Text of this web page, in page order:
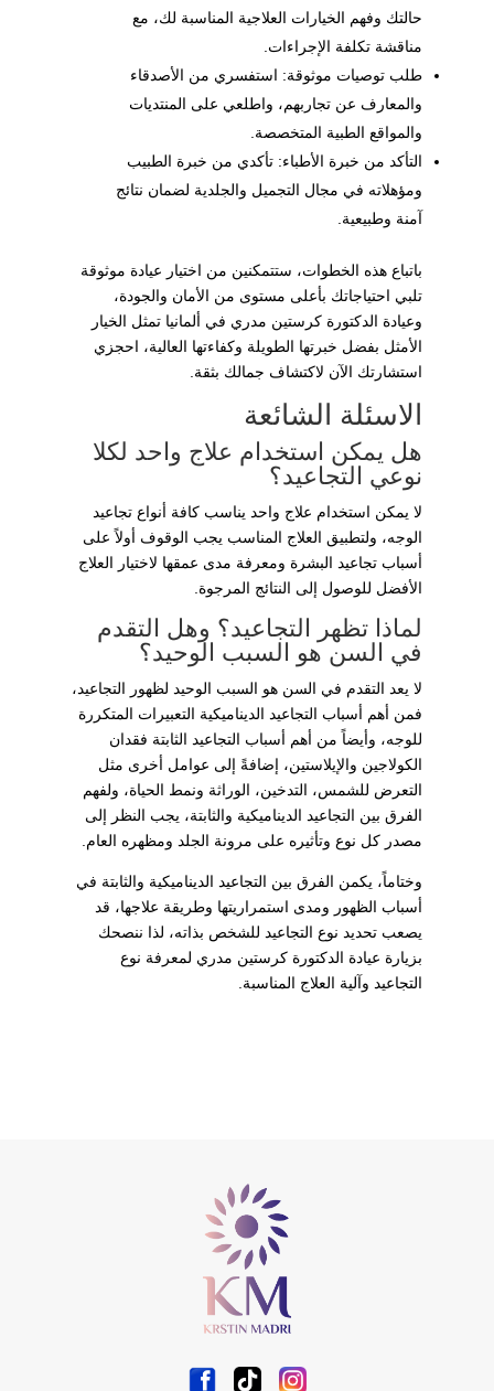
حالتك وفهم الخيارات العلاجية المناسبة لك، مع
مناقشة تكلفة الإجراءات.
طلب توصيات موثوقة: استفسري من الأصدقاء
والمعارف عن تجاربهم، واطلعي على المنتديات
والمواقع الطبية المتخصصة.
التأكد من خبرة الأطباء: تأكدي من خبرة الطبيب
ومؤهلاته في مجال التجميل والجلدية لضمان نتائج
آمنة وطبيعية.
باتباع هذه الخطوات، ستتمكنين من اختيار عيادة موثوقة
تلبي احتياجاتك بأعلى مستوى من الأمان والجودة،
وعيادة الدكتورة كرستين مدري في ألمانيا تمثل الخيار
الأمثل بفضل خبرتها الطويلة وكفاءتها العالية، احجزي
استشارتك الآن لاكتشاف جمالك بثقة.
الاسئلة الشائعة
هل يمكن استخدام علاج واحد لكلا
نوعي التجاعيد؟
لا يمكن استخدام علاج واحد يناسب كافة أنواع تجاعيد
الوجه، ولتطبيق العلاج المناسب يجب الوقوف أولاً على
أسباب تجاعيد البشرة ومعرفة مدى عمقها لاختيار العلاج
الأفضل للوصول إلى النتائج المرجوة.
لماذا تظهر التجاعيد؟ وهل التقدم
في السن هو السبب الوحيد؟
لا يعد التقدم في السن هو السبب الوحيد لظهور التجاعيد،
فمن أهم أسباب التجاعيد الديناميكية التعبيرات المتكررة
للوجه، وأيضاً من أهم أسباب التجاعيد الثابتة فقدان
الكولاجين والإيلاستين، إضافةً إلى عوامل أخرى مثل
التعرض للشمس، التدخين، الوراثة ونمط الحياة، ولفهم
الفرق بين التجاعيد الديناميكية والثابتة، يجب النظر إلى
مصدر كل نوع وتأثيره على مرونة الجلد ومظهره العام.
وختاماً، يكمن الفرق بين التجاعيد الديناميكية والثابتة في
أسباب الظهور ومدى استمراريتها وطريقة علاجها، قد
يصعب تحديد نوع التجاعيد للشخص بذاته، لذا ننصحك
بزيارة عيادة الدكتورة كرستين مدري لمعرفة نوع
التجاعيد وآلية العلاج المناسبة.